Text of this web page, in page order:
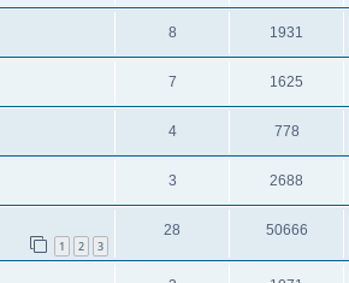
8 1931
7 1625
4 778
3 2688
1 2 3
28 50666